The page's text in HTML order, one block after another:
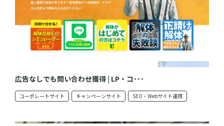
広告なしでも問い合わせ獲得 | LP・コ･･･
コーポレートサイト キャンペーンサイト SEO・Webサイト運用